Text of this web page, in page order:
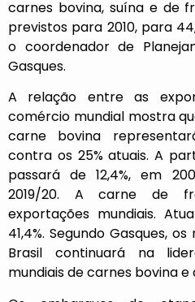
carnes bovina, suína e de
previstos para 2010, para
o coordenador de
Gasques.
A relação entre as
comércio mundial mostra
carne bovina
contra os 25% atuais. A
passará de 12,4%, em
2019/20. A carne de
exportações mundiais.
41,4%. Segundo Gasques,
Brasil continuará na
mundiais de carnes bovina e